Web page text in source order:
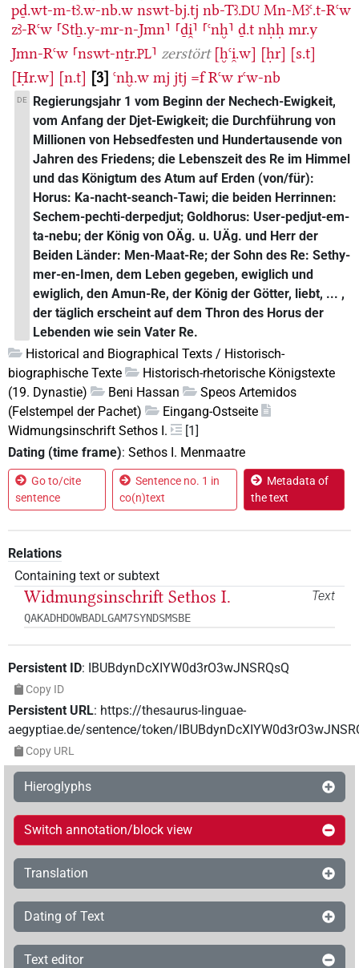
pḏ.wt-m-tꜣ.w-nb.w nswt-bj.tj nb-Tꜣ.DU Mn-Mꜣꜥ.t-Rꜥw
zꜣ-Rꜥw ⸢Stẖ.y-mr-n-Jmn⸣ ⸢ḏi̯⸣ ⸢ꜥnḫ⸣ ḏ.t nḥḥ mr.y
Jmn-Rꜥw ⸢nswt-nṯr.PL⸣ zerstört [ḫꜥi̯.w] [ḥr] [s.t]
[Ḥr.w] [n.t] 3 ꜥnḫ.w mj jtj =f Rꜥw rꜥw-nb
DE
Regierungsjahr 1 vom Beginn der Nechech-Ewigkeit,
vom Anfang der Djet-Ewigkeit; die Durchführung von
Millionen von Hebsedfesten und Hundertausende von
Jahren des Friedens; die Lebenszeit des Re im Himmel
und das Königtum des Atum auf Erden (von/für):
Horus: Ka-nacht-seanch-Tawi; die beiden Herrinnen:
Sechem-pechti-derpedjut; Goldhorus: User-pedjut-em-
ta-nebu; der König von OÄg. u. UÄg. und Herr der
Beiden Länder: Men-Maat-Re; der Sohn des Re: Sethy-
mer-en-Imen, dem Leben gegeben, ewiglich und
ewiglich, den Amun-Re, der König der Götter, liebt, ... ,
der täglich erscheint auf dem Thron des Horus der
Lebenden wie sein Vater Re.
Historical and Biographical Texts / Historisch-
biographische Texte
Historisch-rhetorische Königstexte
(19. Dynastie)
Beni Hassan
Speos Artemidos
(Felstempel der Pachet)
Eingang-Ostseite
Widmungsinschrift Sethos I.
[1]
Dating (time frame): Sethos I. Menmaatre
Go to/cite
sentence
Sentence no. 1 in
co(n)text
Metadata of
the text
Relations
Containing text or subtext
Text
Widmungsinschrift Sethos I.
QAKADHDOWBADLGAM7SYNDSMSBE
Persistent ID: IBUBdynDcXIYW0d3rO3wJNSRQsQ
Copy ID
Persistent URL: https://thesaurus-linguae-
aegyptiae.de/sentence/token/
Copy URL
Hieroglyphs
Switch annotation/block view
Translation
Dating of Text
Text editor